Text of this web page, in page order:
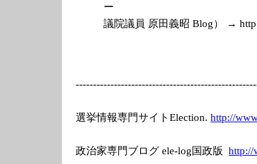
ー ４月１４
議院議員 原田義昭 Blog） →
---------------------------------------
選挙情報専門サイトElection.http://
政治家専門ブログ ele-log国政版http://